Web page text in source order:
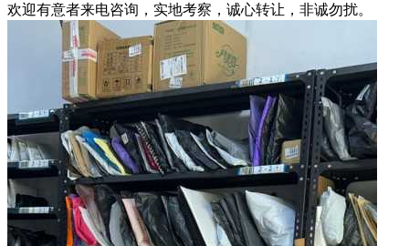
欢迎有意者来电咨询，实地考察，诚心转让，非诚勿扰。